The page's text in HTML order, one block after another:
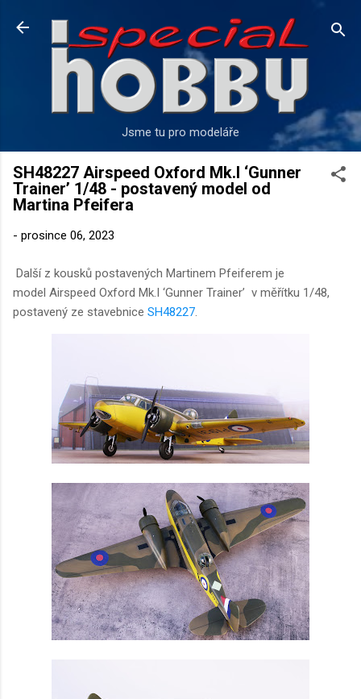
Přeskočit na hlavní obsah
Jsme tu pro modeláře
SH48227 Airspeed Oxford Mk.I ‘Gunner
Trainer’ 1/48 - postavený model od
Martina Pfeifera
- prosince 06, 2023
Další z kousků postavených Martinem Pfeiferem je
model Airspeed Oxford Mk.I ‘Gunner Trainer’ v měřítku 1/48,
postavený ze stavebnice SH48227.